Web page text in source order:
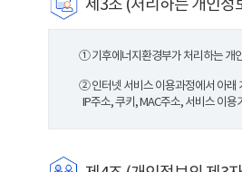
① 기후에너지환경부가 처리하는 개
② 인터넷 서비스 이용과정에서 아래
IP주소, 쿠키, MAC주소, 서비스 이